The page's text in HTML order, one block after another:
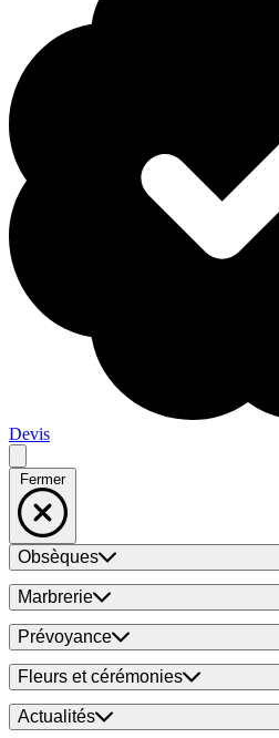
Devis
Fermer
Obsèques
Marbrerie
Prévoyance
Fleurs et cérémonies
Actualités